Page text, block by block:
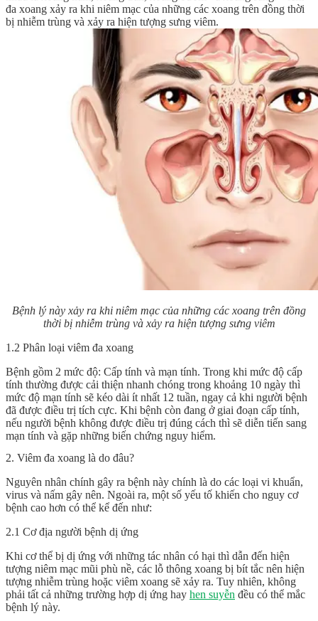
đa xoang xảy ra khi niêm mạc của những các xoang trên đồng thời
bị nhiễm trùng và xảy ra hiện tượng sưng viêm.
Bệnh lý này xảy ra khi niêm mạc của những các xoang trên đồng
thời bị nhiễm trùng và xảy ra hiện tượng sưng viêm
1.2 Phân loại viêm đa xoang
Bệnh gồm 2 mức độ: Cấp tính và mạn tính. Trong khi mức độ cấp
tính thường được cải thiện nhanh chóng trong khoảng 10 ngày thì
mức độ mạn tính sẽ kéo dài ít nhất 12 tuần, ngay cả khi người bệnh
đã được điều trị tích cực. Khi bệnh còn đang ở giai đoạn cấp tính,
nếu người bệnh không được điều trị đúng cách thì sẽ diễn tiến sang
mạn tính và gặp những biến chứng nguy hiểm.
2. Viêm đa xoang là do đâu?
Nguyên nhân chính gây ra bệnh này chính là do các loại vi khuẩn,
virus và nấm gây nên. Ngoài ra, một số yếu tố khiến cho nguy cơ
bệnh cao hơn có thể kể đến như:
2.1 Cơ địa người bệnh dị ứng
Khi cơ thể bị dị ứng với những tác nhân có hại thì dẫn đến hiện
tượng niêm mạc mũi phù nề, các lỗ thông xoang bị bít tắc nên hiện
tượng nhiễm trùng hoặc viêm xoang sẽ xảy ra. Tuy nhiên, không
phải tất cả những trường hợp dị ứng hay hen suyễn đều có thể mắc
bệnh lý này.